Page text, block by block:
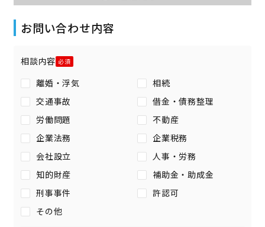
お問い合わせ内容
相談内容
離婚・浮気
相続
交通事故
借金・債務整理
労働問題
不動産
企業法務
企業税務
会社設立
人事・労務
知的財産
補助金・助成金
刑事事件
許認可
その他